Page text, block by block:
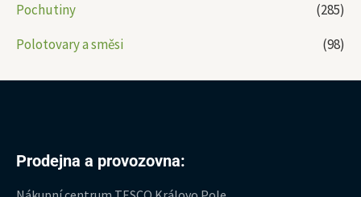
Pochutiny
(285)
Polotovary a směsi
(98)
Prodejna a provozovna: